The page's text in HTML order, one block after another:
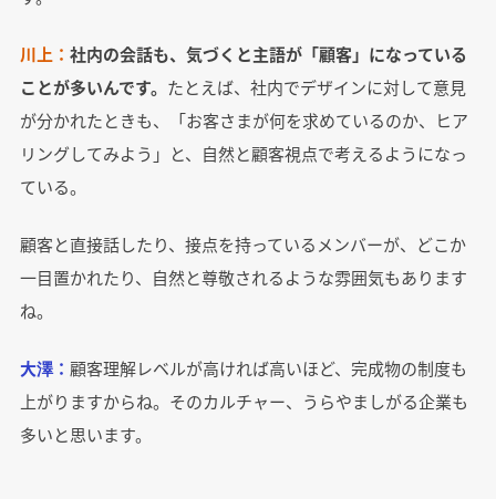
川上： 社内の会話も、気づくと主語が「顧客」になっている
ことが多いんです。 たとえば、社内でデザインに対して意見
が分かれたときも、「お客さまが何を求めているのか、ヒア
リングしてみよう」と、自然と顧客視点で考えるようになっ
ている。
顧客と直接話したり、接点を持っているメンバーが、どこか
一目置かれたり、自然と尊敬されるような雰囲気もあります
ね。
大澤： 顧客理解レベルが高ければ高いほど、完成物の制度も
上がりますからね。そのカルチャー、うらやましがる企業も
多いと思います。